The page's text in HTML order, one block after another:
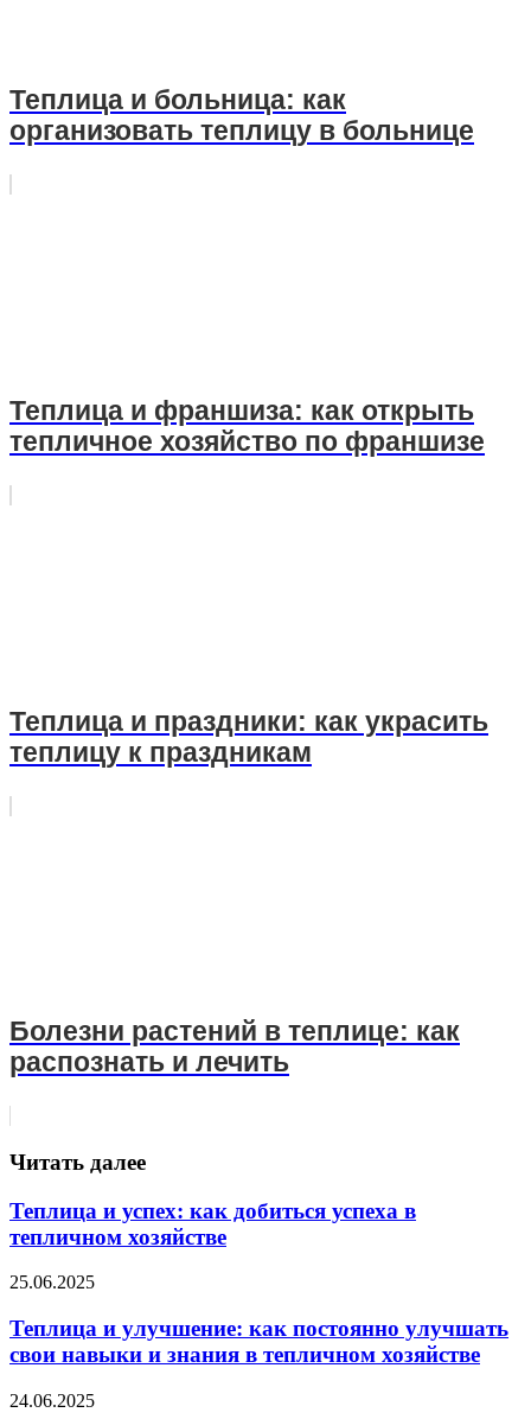
Теплица и больница: как
организовать теплицу в больнице
Теплица и франшиза: как открыть
тепличное хозяйство по франшизе
Теплица и праздники: как украсить
теплицу к праздникам
Болезни растений в теплице: как
распознать и лечить
Читать далее
Теплица и успех: как добиться успеха в
тепличном хозяйстве
25.06.2025
Теплица и улучшение: как постоянно улучшать
свои навыки и знания в тепличном хозяйстве
24.06.2025